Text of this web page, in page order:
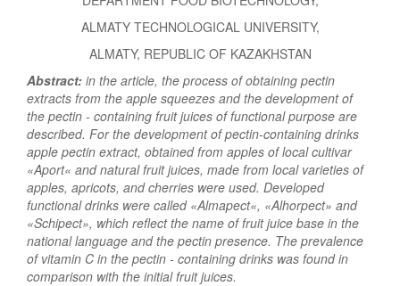
ALMATY TECHNOLOGICAL UNIVERSITY,
ALMATY, REPUBLIC OF KAZAKHSTAN
Abstract: in the article, the process of obtaining pectin
extracts from the apple squeezes and the development of
the pectin - containing fruit juices of functional purpose are
described. For the development of pectin-containing drinks
apple pectin extract, obtained from apples of local cultivar
«Aport« and natural fruit juices, made from local varieties of
apples, apricots, and cherries were used. Developed
functional drinks were called «Almapect«, «Alhorpect» and
«Schipect», which reflect the name of fruit juice base in the
national language and the pectin presence. The prevalence
of vitamin C in the pectin - containing drinks was found in
comparison with the initial fruit juices.